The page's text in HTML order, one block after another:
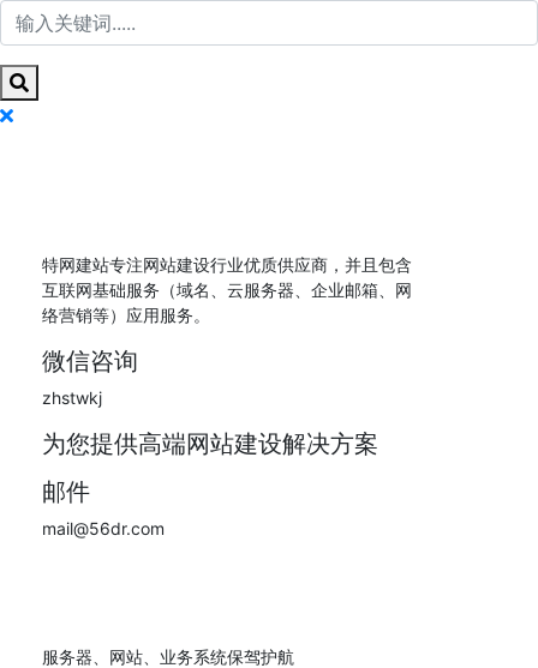
特网建站专注网站建设行业优质供应商，并且包含
互联网基础服务（域名、云服务器、企业邮箱、网
络营销等）应用服务。
微信咨询
zhstwkj
为您提供高端网站建设解决方案
邮件
mail@56dr.com
服务器、网站、业务系统保驾护航